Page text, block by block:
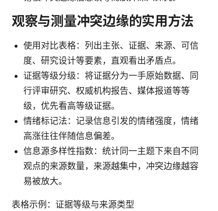
观察与测量冲突边缘的实用方法
使用对比表格：列出主张、证据、来源、可信
度、研究设计等要素，直观看出矛盾点。
证据等级分级：将证据分为一手原始数据、同
行评审研究、权威机构报告、媒体报道等等
级，优先看高等级证据。
情绪标记法：记录信息引发的情绪强度，情绪
高涨往往伴随信息偏差。
信息源多样性指数：统计同一主题下来自不同
观点的来源数量，来源越集中，冲突边缘越容
易被放大。
表格示例：证据等级与来源类型